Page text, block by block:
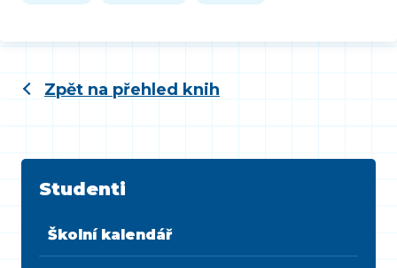
Zpět na přehled knih
Studenti
Školní kalendář